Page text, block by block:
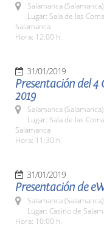
Salamanca (Salamanca)
Lugar: Sala de las
Salamanca
Hora: 12:00 h.
31/01/2019
Presentación del
2019
Salamanca (Salamanca)
Lugar: Sala de las
Salamanca
Hora: 11:30 h.
31/01/2019
Presentación de
Salamanca (Salamanca)
Lugar: Casino de
Hora: 10:00 h.